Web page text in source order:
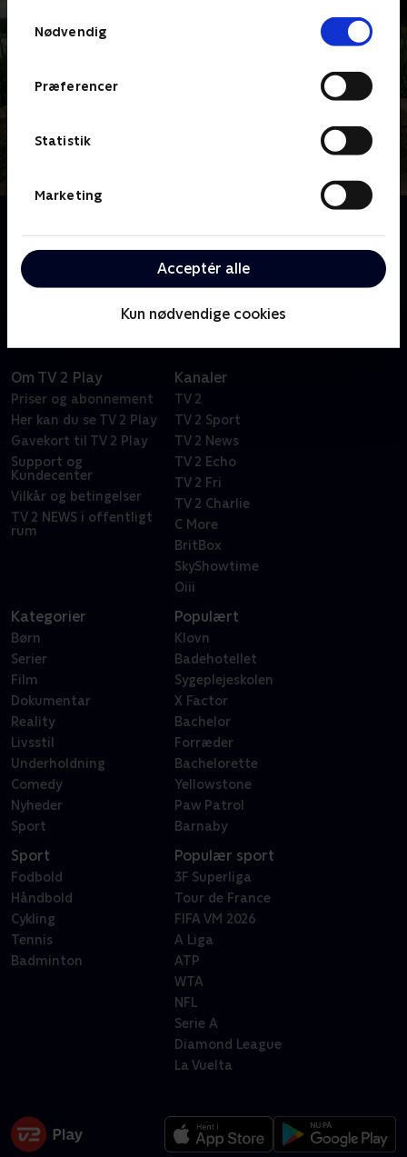
Nødvendig
Præferencer
Statistik
Marketing
Acceptér alle
Kun nødvendige cookies
Fire singlefyre får en unik mulighed for at date en
flok bypiger i håbet om at finde den eneste ene.
Om TV 2 Play
Priser og abonnement
Her kan du se TV 2 Play
Gavekort til TV 2 Play
Support og
Kundecenter
Vilkår og betingelser
TV 2 NEWS i offentligt
rum
Kanaler
TV 2
TV 2 Sport
TV 2 News
TV 2 Echo
TV 2 Fri
TV 2 Charlie
C More
BritBox
SkyShowtime
Oiii
Kategorier
Børn
Serier
Film
Dokumentar
Reality
Livsstil
Underholdning
Comedy
Nyheder
Sport
Populært
Klovn
Badehotellet
Sygeplejeskolen
X Factor
Bachelor
Forræder
Bachelorette
Yellowstone
Paw Patrol
Barnaby
Sport
Fodbold
Håndbold
Cykling
Tennis
Badminton
Populær sport
3F Superliga
Tour de France
FIFA VM 2026
A Liga
ATP
WTA
NFL
Serie A
Diamond League
La Vuelta